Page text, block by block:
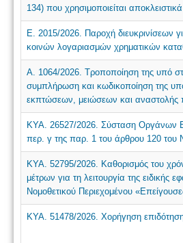
134) που χρησιμοποιείται
E. 2015/2026. Παροχή διευκρινίσεων
κοινών λογαριασμών χρηματικών
Α. 1064/2026. Τροποποίηση της υπό
συμπλήρωση και κωδικοποίηση της
εκπτώσεων, μειώσεων και αναστολής
ΚΥΑ. 26527/2026. Σύσταση Οργάνων
περ. γ της παρ. 1 του άρθρου 120 του
ΚΥΑ. 52795/2026. Καθορισμός του
μέτρων για τη λειτουργία της
Νομοθετικού Περιεχομένου
ΚΥΑ. 51478/2026. Χορήγηση